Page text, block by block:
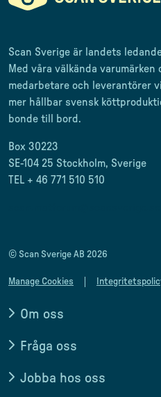
Scan Sverige är landets
Med våra välkända
medarbetare och leverantörer
mer hållbar svensk
bonde till
bord.
Box 30223
SE-104 25 Stockholm, Sverige
TEL + 46 771 510 510
© Scan Sverige AB 2026
Manage Cookies
Om oss
Fråga oss
Jobba hos oss